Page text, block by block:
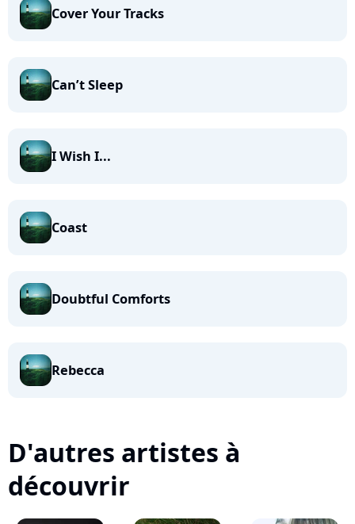
Cover Your Tracks
Can’t Sleep
I Wish I...
Coast
Doubtful Comforts
Rebecca
D'autres artistes à
découvrir